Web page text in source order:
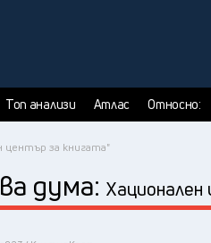
Топ анализи Атлас Относно:
център за книгата"
дума: